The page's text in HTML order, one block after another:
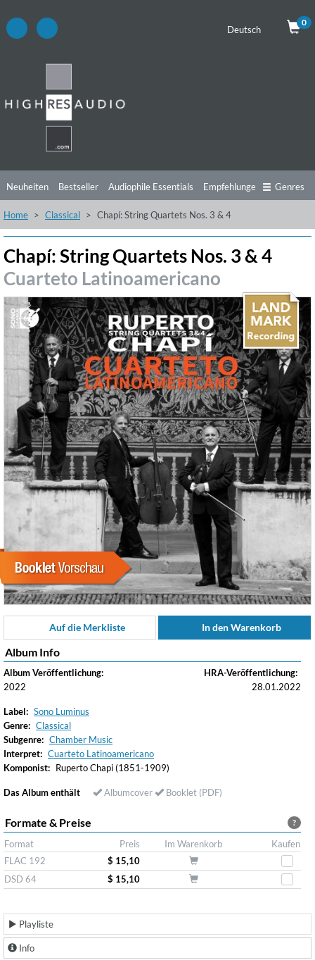
Deutsch
0
Neuheiten Bestseller Audiophile Essentials Empfehlungen
Hörtipps Top Alben Angebote Preorder Vorschau
Genres
Home Classical Chapí: String Quartets Nos. 3 & 4
Chapí: String Quartets Nos. 3 & 4
Cuarteto Latinoamericano
Auf die Merkliste In den Warenkorb
Album Info
Album Veröffentlichung:
2022
HRA-Veröffentlichung:
28.01.2022
Label: Sono Luminus
Genre: Classical
Subgenre: Chamber Music
Interpret: Cuarteto Latinoamericano
Komponist: Ruperto Chapi (1851-1909)
Das Album enthält Albumcover Booklet (PDF)
?
Formate & Preise
Format Preis Im Warenkorb
Kaufen
FLAC 192
$ 15,10
DSD 64
$ 15,10
Playliste
Info